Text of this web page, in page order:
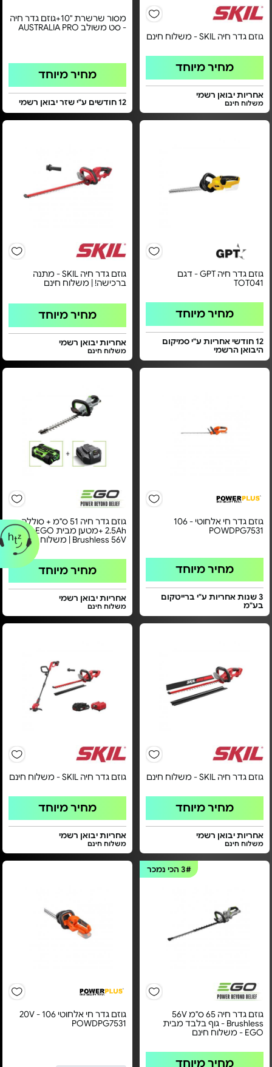
גוזם גדר חיה SKIL - משלוח חינם
מחיר מיוחד
אחריות יבואן רשמי
משלוח חינם
מסור שרשרת "10+גוזם גדר חיה
- סט משולב AUSTRALIA PRO
מחיר מיוחד
12 חודשים ע"י שזר יבואן רשמי
גוזם גדר חיה GPT - דגם
TOT041
מחיר מיוחד
12 חודשי אחריות ע"י סמיקום
היבואן הרשמי
גוזם גדר חיה SKIL - מתנה
ברכישה! | משלוח חינם
מחיר מיוחד
אחריות יבואן רשמי
משלוח חינם
גוזם גדר חי אלחוטי - 106
POWDPG7531
מחיר מיוחד
3 שנות אחריות ע"י ברייטקום
בע"מ
גוזם גדר חיה 51 ס"מ + סוללה
2.5Ah +מטען מבית EGO - דגם
Brushless 56V | משלוח חינם
מחיר מיוחד
אחריות יבואן רשמי
משלוח חינם
גוזם גדר חיה SKIL - משלוח חינם
מחיר מיוחד
אחריות יבואן רשמי
משלוח חינם
גוזם גדר חיה SKIL - משלוח חינם
מחיר מיוחד
אחריות יבואן רשמי
משלוח חינם
3#הכי נמכר
גוזם גדר חיה 65 ס"מ 56V
Brushless - גוף בלבד מבית
EGO - משלוח חינם
מחיר מיוחד
גוזם גדר חי אלחוטי 20V - 106
POWDPG7531